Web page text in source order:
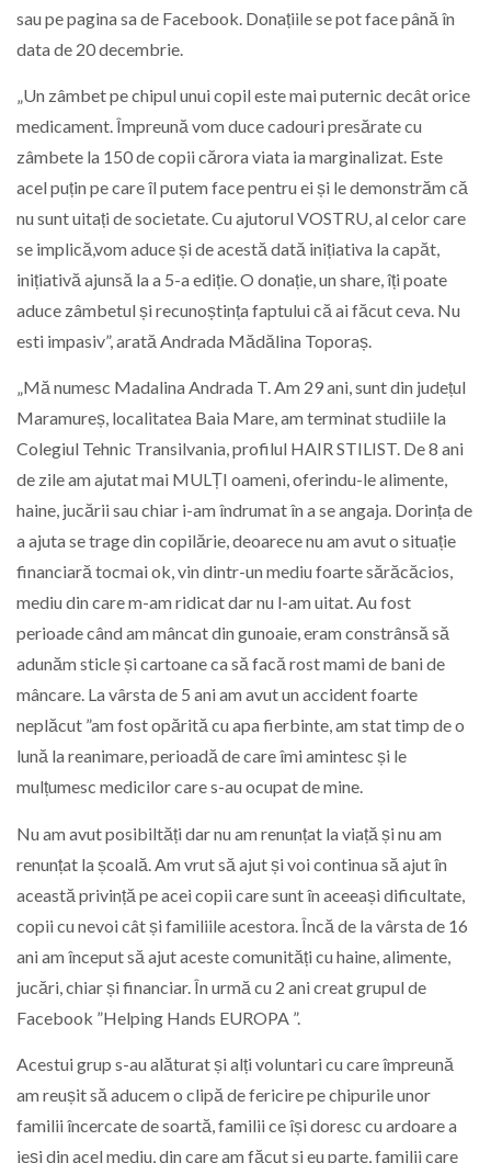
sau pe pagina sa de Facebook. Donațiile se pot face până în
data de 20 decembrie.
„Un zâmbet pe chipul unui copil este mai puternic decât orice
medicament. Împreună vom duce cadouri presărate cu
zâmbete la 150 de copii cărora viata ia marginalizat. Este
acel puțin pe care îl putem face pentru ei și le demonstrăm că
nu sunt uitați de societate. Cu ajutorul VOSTRU, al celor care
se implică,vom aduce și de acestă dată inițiativa la capăt,
inițiativă ajunsă la a 5-a ediție. O donație, un share, îți poate
aduce zâmbetul și recunoștința faptului că ai făcut ceva. Nu
esti impasiv”, arată Andrada Mădălina Toporaș.
„Mă numesc Madalina Andrada T. Am 29 ani, sunt din județul
Maramureș, localitatea Baia Mare, am terminat studiile la
Colegiul Tehnic Transilvania, profilul HAIR STILIST. De 8 ani
de zile am ajutat mai MULȚI oameni, oferindu-le alimente,
haine, jucării sau chiar i-am îndrumat în a se angaja. Dorința de
a ajuta se trage din copilărie, deoarece nu am avut o situație
financiară tocmai ok, vin dintr-un mediu foarte sărăcăcios,
mediu din care m-am ridicat dar nu l-am uitat. Au fost
perioade când am mâncat din gunoaie, eram constrânsă să
adunăm sticle și cartoane ca să facă rost mami de bani de
mâncare. La vârsta de 5 ani am avut un accident foarte
neplăcut ”am fost opărită cu apa fierbinte, am stat timp de o
lună la reanimare, perioadă de care îmi amintesc și le
mulțumesc medicilor care s-au ocupat de mine.
Nu am avut posibiltăți dar nu am renunțat la viață și nu am
renunțat la școală. Am vrut să ajut și voi continua să ajut în
această privință pe acei copii care sunt în aceeași dificultate,
copii cu nevoi cât și familiile acestora. Încă de la vârsta de 16
ani am început să ajut aceste comunități cu haine, alimente,
jucări, chiar și financiar. În urmă cu 2 ani creat grupul de
Facebook ”Helping Hands EUROPA ”.
Acestui grup s-au alăturat și alți voluntari cu care împreună
am reușit să aducem o clipă de fericire pe chipurile unor
familii încercate de soartă, familii ce își doresc cu ardoare a
ieși din acel mediu, din care am făcut si eu parte, familii care